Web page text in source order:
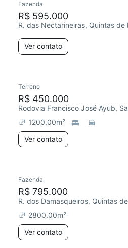
Chegou este mês
Fazenda
R$ 595.000
R. das Nectarineiras, Quintas de
Ver contato
Terreno
R$ 450.000
Rodovia Francisco José Ayub,
1200.00m²
Ver contato
Fazenda
R$ 795.000
R. dos Damasqueiros, Quintas
2800.00m²
Ver contato